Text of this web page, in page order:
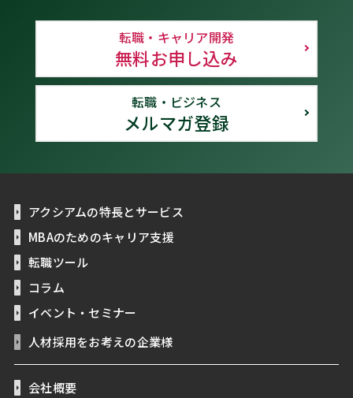
転職・キャリア開発
無料お申し込み
転職・ビジネス
メルマガ登録
アクシアムの特長とサービス
MBAのためのキャリア支援
転職ツール
コラム
イベント・セミナー
人材採用をお考えの企業様
会社概要